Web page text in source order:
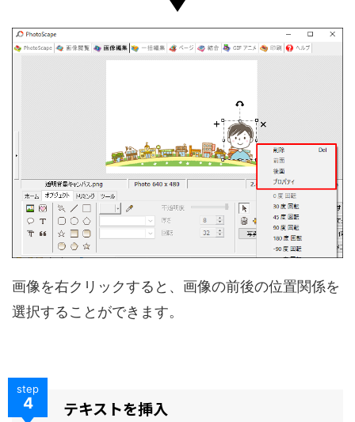
画像を右クリックすると、画像の前後の位置関係を
選択することができます。
step
4 テキストを挿入